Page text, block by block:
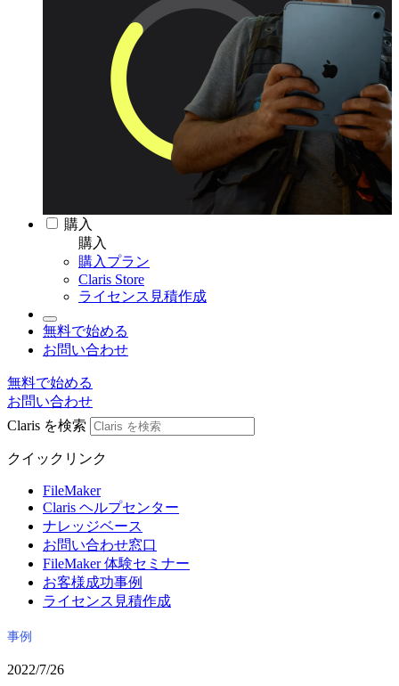
購入
購入
購入プラン
Claris Store
ライセンス見積作成
無料で始める
お問い合わせ
無料で始める
お問い合わせ
Claris を検索
クイックリンク
FileMaker
Claris ヘルプセンター
ナレッジベース
お問い合わせ窓口
FileMaker 体験セミナー
お客様成功事例
ライセンス見積作成
事例
2022/7/26